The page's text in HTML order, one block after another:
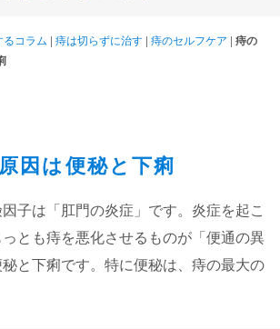
コラム | 痔は切らずに治す | 痔のセルフケア | 痔の
因は便秘と下痢
子は「肛門の炎症」です。炎症を起こ
とも痔を悪化させるものが「便通の異
と下痢です。特に便秘は、痔の最大の